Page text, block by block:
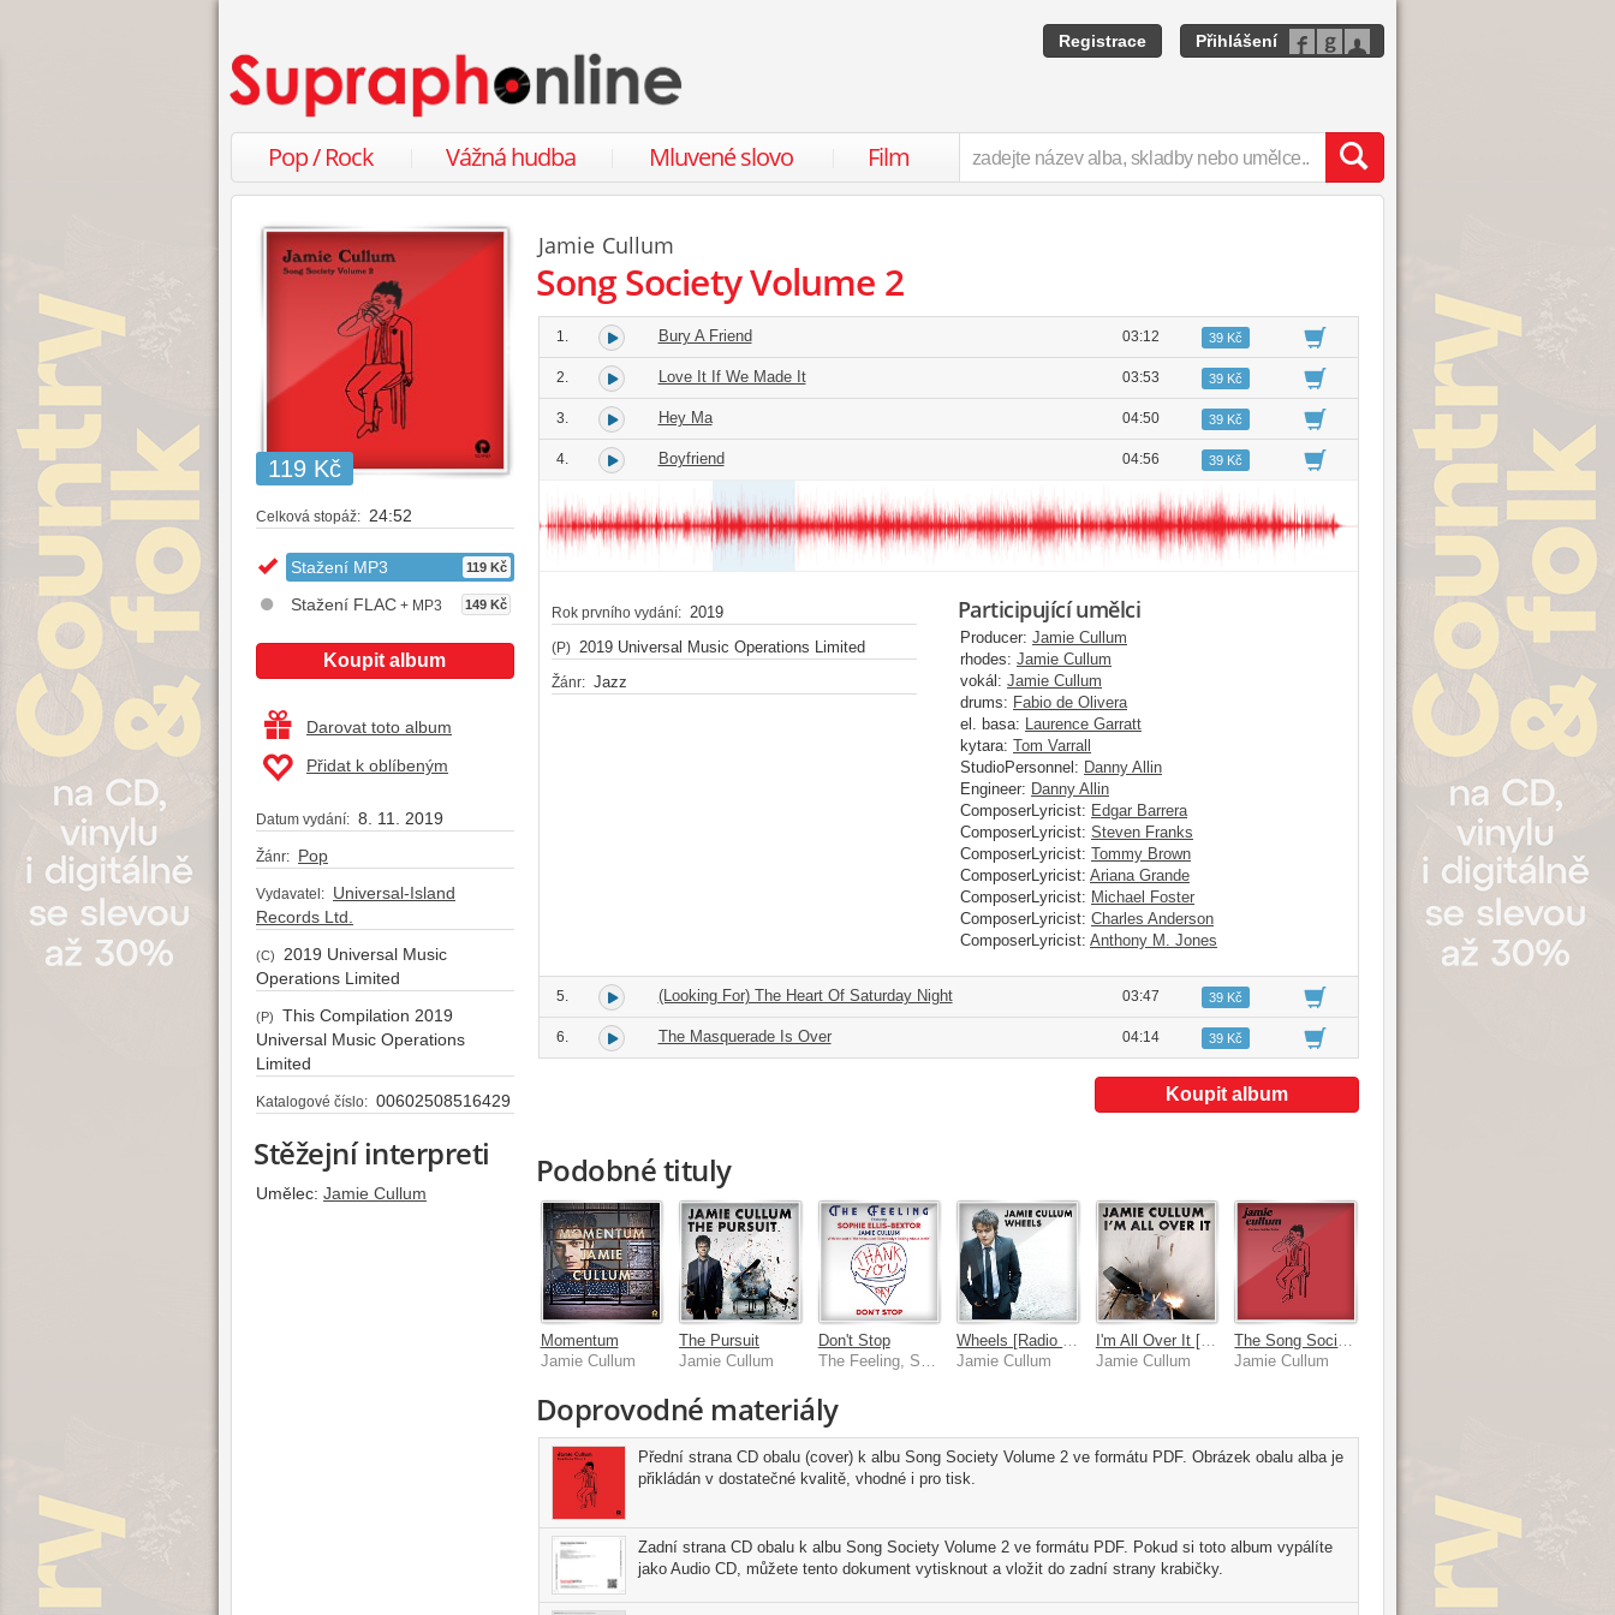
Registrace Přihlášení
Pop / Rock Vážná hudba Mluvené slovo Film
119 Kč
Celková stopáž: 24:52
Stažení MP3 119 Kč
Stažení FLAC + MP3 149 Kč
Koupit album
Darovat toto album
Přidat k oblíbeným
Datum vydání: 8. 11. 2019
Žánr: Pop
Vydavatel: Universal-Island
Records Ltd.
(C)
2019 Universal Music
Operations Limited
(P)
This Compilation 2019
Universal Music Operations
Limited
Katalogové číslo: 00602508516429
Stěžejní interpreti
Umělec: Jamie Cullum
Jamie Cullum
Song Society Volume 2
1. Bury A Friend 03:12 39 Kč
2. Love It If We Made It 03:53 39 Kč
3. Hey Ma 04:50 39 Kč
4. Boyfriend 04:56 39 Kč
Rok prvního vydání: 2019
(P) 2019 Universal Music Operations Limited
Žánr: Jazz
Participující umělci
Producer: Jamie Cullum
rhodes: Jamie Cullum
vokál: Jamie Cullum
drums: Fabio de Olivera
el. basa:
Laurence Garratt
kytara: Tom Varrall
StudioPersonnel: Danny Allin
Engineer: Danny Allin
ComposerLyricist: Edgar Barrera
ComposerLyricist: Steven Franks
ComposerLyricist: Tommy Brown
ComposerLyricist: Ariana Grande
ComposerLyricist: Michael Foster
ComposerLyricist: Charles Anderson
ComposerLyricist: Anthony M. Jones
5. (Looking For) The Heart Of Saturday Night 03:47 39 Kč
6. The Masquerade Is Over 04:14 39 Kč
Koupit album
Podobné tituly
Momentum
Jamie Cullum
The Pursuit
Jamie Cullum
Don't Stop
Jamie Cullum
I'm All Over It [No video]
Jamie Cullum
Jamie Cullum
Doprovodné materiály
Přední strana CD obalu (cover) k albu Song Society Volume 2 ve formátu PDF. Obrázek obalu alba je
přikládán v dostatečné kvalitě, vhodné i pro tisk.
Zadní strana CD obalu k albu Song Society Volume 2 ve formátu PDF. Pokud si toto album vypálíte
jako Audio CD, můžete tento dokument vytisknout a vložit do zadní strany krabičky.